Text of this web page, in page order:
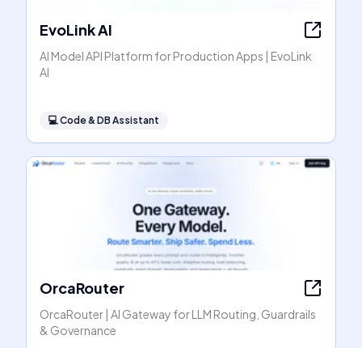
EvoLink AI
AI Model API Platform for Production Apps | EvoLink
AI
💻Code & DB Assistant
OrcaRouter
OrcaRouter | AI Gateway for LLM Routing, Guardrails
& Governance